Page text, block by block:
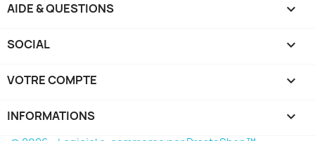
AIDE & QUESTIONS 
SOCIAL 
VOTRE COMPTE 
INFORMATIONS keyboard_arrow_down